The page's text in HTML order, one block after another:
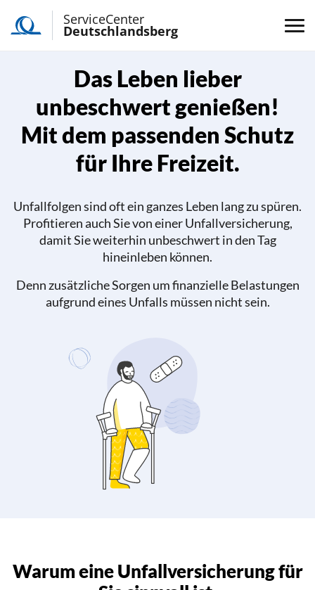
ServiceCenter
Deutschlandsberg
Das Leben lieber
unbeschwert genießen!
Mit dem passenden Schutz
für Ihre Freizeit.
Unfallfolgen sind oft ein ganzes Leben lang zu spüren.
Profitieren auch Sie von einer Unfallversicherung,
damit Sie weiterhin unbeschwert in den Tag
hineinleben können.
Denn zusätzliche Sorgen um finanzielle Belastungen
aufgrund eines Unfalls müssen nicht sein.
Warum eine Unfallversicherung für